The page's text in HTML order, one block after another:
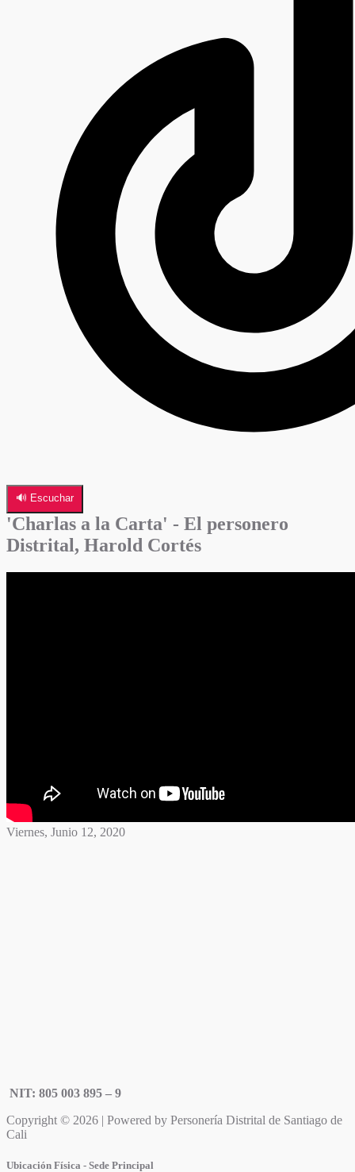
🔊 Escuchar
'Charlas a la Carta' - El personero
Distrital, Harold Cortés
Viernes, Junio 12, 2020
NIT: 805 003 895 – 9
Copyright © 2026 | Powered by Personería Distrital de Santiago de
Cali
Ubicación Física - Sede Principal